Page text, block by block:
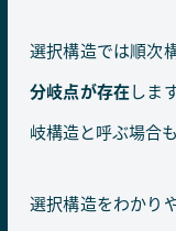
選択構造では順次
分岐点が存在しま
岐構造と呼ぶ場合
選択構造をわかり